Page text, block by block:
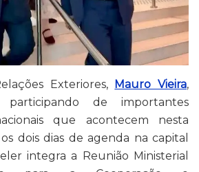
Exteriores, Mauro Vieira,
de importantes
que acontecem nesta
dois dias de agenda na capital
integra a Reunião Ministerial